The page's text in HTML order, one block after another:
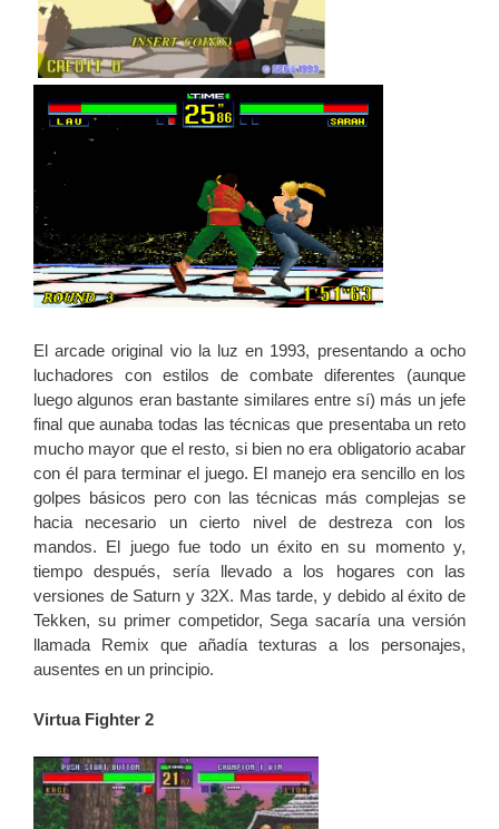
El arcade original vio la luz en 1993, presentando a ocho
luchadores con estilos de combate diferentes (aunque
luego algunos eran bastante similares entre sí) más un jefe
final que aunaba todas las técnicas que presentaba un reto
mucho mayor que el resto, si bien no era obligatorio acabar
con él para terminar el juego. El manejo era sencillo en los
golpes básicos pero con las técnicas más complejas se
hacia necesario un cierto nivel de destreza con los
mandos. El juego fue todo un éxito en su momento y,
tiempo después, sería llevado a los hogares con las
versiones de Saturn y 32X. Mas tarde, y debido al éxito de
Tekken, su primer competidor, Sega sacaría una versión
llamada Remix que añadía texturas a los personajes,
ausentes en un principio.
Virtua Fighter 2